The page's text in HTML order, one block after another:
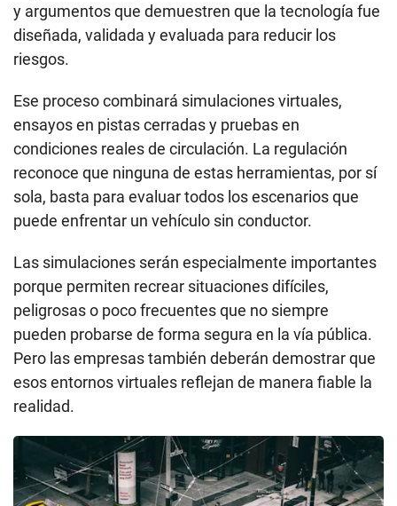
y argumentos que demuestren que la tecnología fue
diseñada, validada y evaluada para reducir los
riesgos.
Ese proceso combinará simulaciones virtuales,
ensayos en pistas cerradas y pruebas en
condiciones reales de circulación. La regulación
reconoce que ninguna de estas herramientas, por sí
sola, basta para evaluar todos los escenarios que
puede enfrentar un vehículo sin conductor.
Las simulaciones serán especialmente importantes
porque permiten recrear situaciones difíciles,
peligrosas o poco frecuentes que no siempre
pueden probarse de forma segura en la vía pública.
Pero las empresas también deberán demostrar que
esos entornos virtuales reflejan de manera fiable la
realidad.